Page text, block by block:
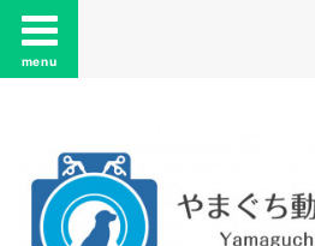
menu